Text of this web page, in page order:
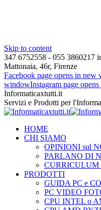
Skip to content
347 6752558 - 055 3860217
Mattonaia, 46r, Firenze
Facebook page opens in new
windowInstagram page
Informaticaxtutti.it
Servizi e Prodotti per
HOME
CHI SIAMO
OPINIONI sul
PARLANO DI
PRODOTTI
GUIDA PC e
PC VIDEO
CPU INTEL o